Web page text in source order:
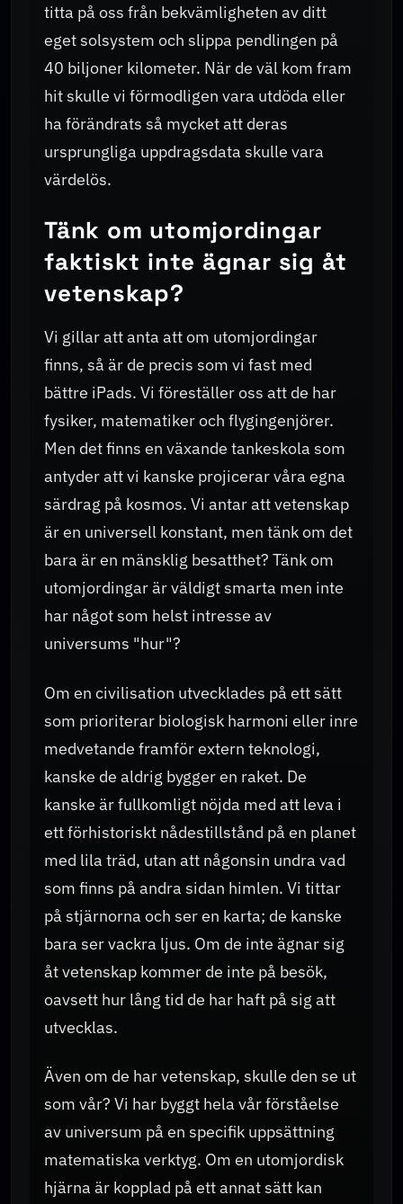
titta på oss från bekvämligheten av ditt
eget solsystem och slippa pendlingen på
40 biljoner kilometer. När de väl kom fram
hit skulle vi förmodligen vara utdöda eller
ha förändrats så mycket att deras
ursprungliga uppdragsdata skulle vara
värdelös.
Tänk om utomjordingar
faktiskt inte ägnar sig åt
vetenskap?
Vi gillar att anta att om utomjordingar
finns, så är de precis som vi fast med
bättre iPads. Vi föreställer oss att de har
fysiker, matematiker och flygingenjörer.
Men det finns en växande tankeskola som
antyder att vi kanske projicerar våra egna
särdrag på kosmos. Vi antar att vetenskap
är en universell konstant, men tänk om det
bara är en mänsklig besatthet? Tänk om
utomjordingar är väldigt smarta men inte
har något som helst intresse av
universums "hur"?
Om en civilisation utvecklades på ett sätt
som prioriterar biologisk harmoni eller inre
medvetande framför extern teknologi,
kanske de aldrig bygger en raket. De
kanske är fullkomligt nöjda med att leva i
ett förhistoriskt nådestillstånd på en planet
med lila träd, utan att någonsin undra vad
som finns på andra sidan himlen. Vi tittar
på stjärnorna och ser en karta; de kanske
bara ser vackra ljus. Om de inte ägnar sig
åt vetenskap kommer de inte på besök,
oavsett hur lång tid de har haft på sig att
utvecklas.
Även om de har vetenskap, skulle den se ut
som vår? Vi har byggt hela vår förståelse
av universum på en specifik uppsättning
matematiska verktyg. Om en utomjordisk
hjärna är kopplad på ett annat sätt kan